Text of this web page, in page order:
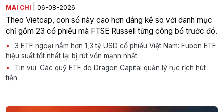
MAI CHI 06-08-2026
Theo Vietcap, con số này cao hơn đáng kể so với danh mục
chỉ gồm 23 cổ phiếu mà FTSE Russell từng công bố trước đó.
3 ETF ngoại nắm hơn 1,3 tỷ USD cổ phiếu Việt Nam: Fubon ETF
hiệu suất tốt nhất lại bị rút vốn mạnh nhất
Tin vui: Các quỹ ETF do Dragon Capital quản lý rục rịch hút
tiền